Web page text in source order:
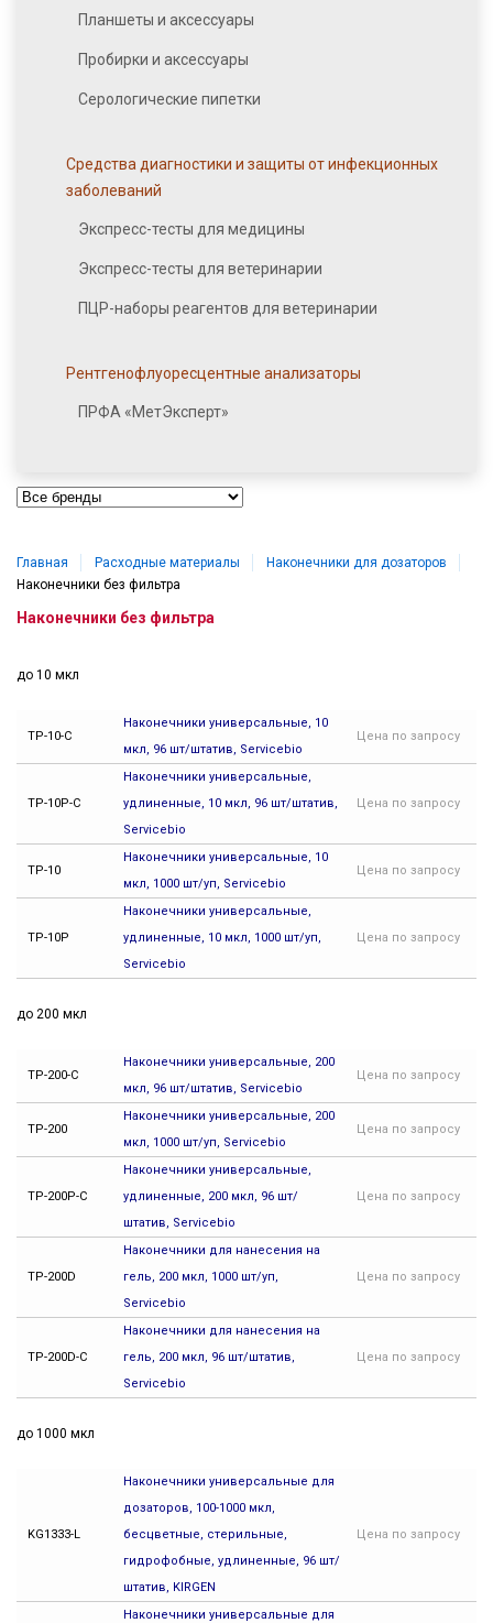
Планшеты и аксессуары
Пробирки и аксессуары
Серологические пипетки
Средства диагностики и защиты от инфекционных
заболеваний
Экспресс-тесты для медицины
Экспресс-тесты для ветеринарии
ПЦР-наборы реагентов для ветеринарии
Рентгенофлуоресцентные анализаторы
ПРФА «МетЭксперт»
Главная Расходные материалы
Наконечники для дозаторов
Наконечники без фильтра
Наконечники без фильтра
до 10 мкл
TP-10-C
Наконечники универсальные, 10
мкл, 96 шт/штатив, Servicebio
Цена по запросу
TP-10P-C
Наконечники универсальные,
удлиненные, 10 мкл, 96 шт/штатив,
Servicebio
Цена по запросу
TP-10
Наконечники универсальные, 10
мкл, 1000 шт/уп, Servicebio
Цена по запросу
TP-10P
Наконечники универсальные,
удлиненные, 10 мкл, 1000 шт/уп,
Servicebio
Цена по запросу
до 200 мкл
TP-200-C
Наконечники универсальные, 200
мкл, 96 шт/штатив, Servicebio
Цена по запросу
TP-200
Наконечники универсальные, 200
мкл, 1000 шт/уп, Servicebio
Цена по запросу
TP-200P-C
Наконечники универсальные,
удлиненные, 200 мкл, 96 шт/
штатив, Servicebio
Цена по запросу
TP-200D
Наконечники для нанесения на
гель, 200 мкл, 1000 шт/уп,
Servicebio
Цена по запросу
TP-200D-C
Наконечники для нанесения на
гель, 200 мкл, 96 шт/штатив,
Servicebio
Цена по запросу
до 1000 мкл
KG1333-L
Наконечники универсальные для
дозаторов, 100-1000 мкл,
бесцветные, стерильные,
гидрофобные, удлиненные, 96 шт/
штатив, KIRGEN
Цена по запросу
Наконечники универсальные для